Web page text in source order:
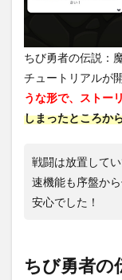
スト
3
ちび
勇者
の伝
説：
戦い
の評
価
は？
勇者
ちび勇者の伝説：
チュートリアルが
うな形で、ストー
しまったところか
戦闘は放置して
速機能も序盤か
安心でした！
ちび勇者の